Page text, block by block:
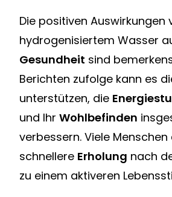
Die positiven Auswirkungen
hydrogenisiertem Wasser
Gesundheit sind
Berichten zufolge kann es
unterstützen, die
und IhrWohlbefinden
verbessern. Viele
schnellere Erholung nach
zu einem aktiveren